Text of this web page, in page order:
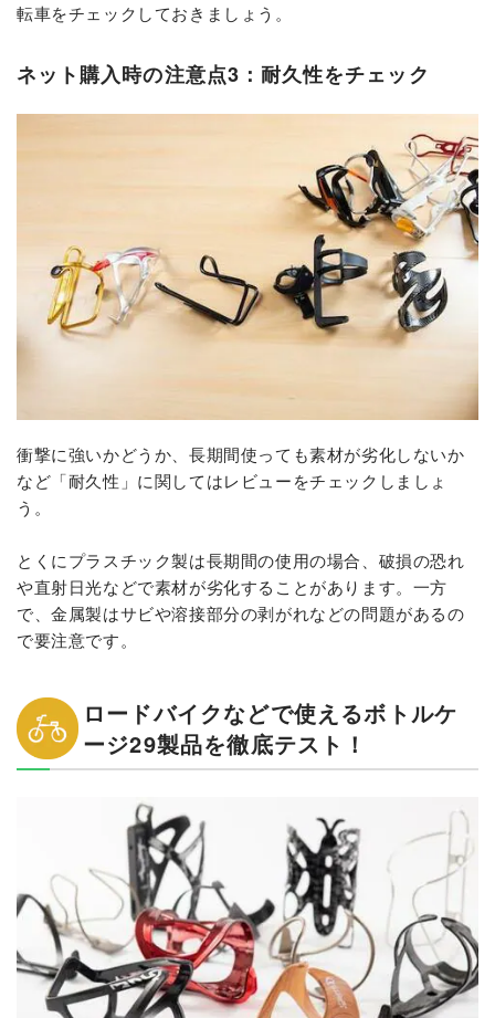
転車をチェックしておきましょう。
ネット購入時の注意点3：耐久性をチェック
衝撃に強いかどうか、長期間使っても素材が劣化しないか
など「耐久性」に関してはレビューをチェックしましょ
う。
とくにプラスチック製は長期間の使用の場合、破損の恐れ
や直射日光などで素材が劣化することがあります。一方
で、金属製はサビや溶接部分の剥がれなどの問題があるの
で要注意です。
ロードバイクなどで使えるボトルケ
ージ29製品を徹底テスト！